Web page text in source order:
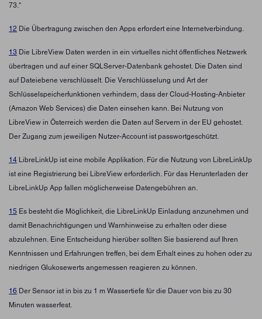
73."
12 Die Übertragung zwischen den Apps erfordert eine Internetverbindung.
13 Die LibreView Daten werden in ein virtuelles nicht öffentliches Netzwerk
übertragen und auf einer SQLServer-Datenbank gehostet. Die Daten sind
auf Dateiebene verschlüsselt. Die Verschlüsselung und Art der
Schlüsselspeicherfunktionen verhindern, dass der Cloud-Hosting-Anbieter
(Amazon Web Services) die Daten einsehen kann. Bei Nutzung von
LibreView in Österreich werden die Daten auf Servern in der EU gehostet.
Der Zugang zum jeweiligen Nutzer-Account ist passwortgeschützt.
14 LibreLinkUp ist eine mobile Applikation. Für die Nutzung von LibreLinkUp
ist eine Registrierung bei LibreView erforderlich. Für das Herunterladen der
LibreLinkUp App fallen möglicherweise Datengebühren an.
15 Es besteht die Möglichkeit, die LibreLinkUp Einladung anzunehmen und
damit Benachrichtigungen und Warnhinweise zu erhalten oder diese
abzulehnen. Eine Entscheidung hierüber sollten Sie basierend auf Ihren
Kenntnissen und Erfahrungen treffen, bei dem Erhalt eines zu hohen oder zu
niedrigen Glukosewerts angemessen reagieren zu können.
16 Der Sensor ist in bis zu 1 m Wassertiefe für die Dauer von bis zu 30
Minuten wasserfest.